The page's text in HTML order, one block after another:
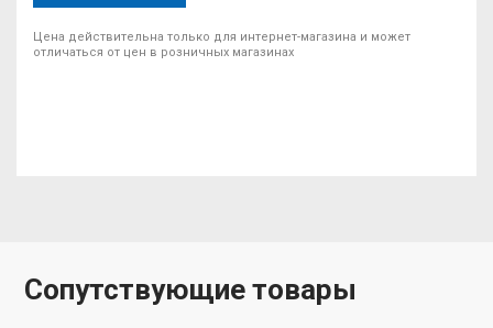
Цена действительна только для интернет-магазина и может
отличаться от цен в розничных магазинах
Сопутствующие товары